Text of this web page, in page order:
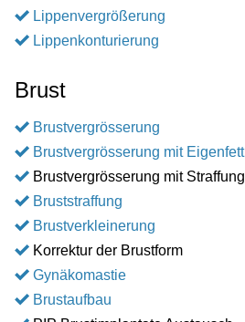
Lippenvergrößerung
Lippenkonturierung
Brust
Brustvergrösserung
Brustvergrösserung mit Eigenfett
Brustvergrösserung mit Straffung
Bruststraffung
Brustverkleinerung
Korrektur der Brustform
Gynäkomastie
Brustaufbau